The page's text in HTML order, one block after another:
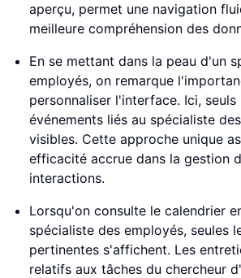
aperçu, permet une navigation
meilleure compréhension des
En se mettant dans la peau d'un
employés, on remarque
personnaliser l'interface. Ici, seuls
événements liés au spécialiste
visibles. Cette approche unique
efficacité accrue dans la gestion
interactions.
Lorsqu'on consulte le calendrier
spécialiste des employés, seules
pertinentes s'affichent. Les
relatifs aux tâches du chercheur